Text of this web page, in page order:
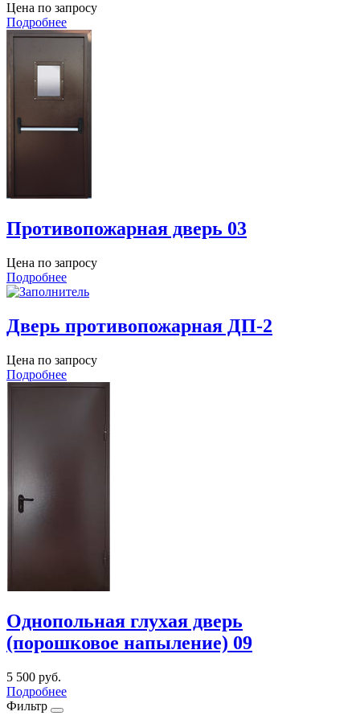
Цена по запросу
Подробнее
Противопожарная дверь 03
Цена по запросу
Подробнее
Дверь противопожарная ДП-2
Цена по запросу
Подробнее
Однопольная глухая дверь
(порошковое напыление) 09
5 500 руб.
Подробнее
Фильтр